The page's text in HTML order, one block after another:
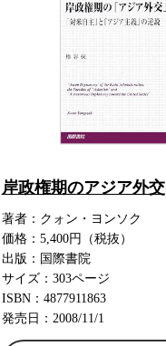
岸政権期のアジア外交
著者：クォン・ヨンソク
価格：5,400円（税抜）
出版：国際書院
サイズ：303ページ
ISBN：4877911863
発売日：2008/11/1